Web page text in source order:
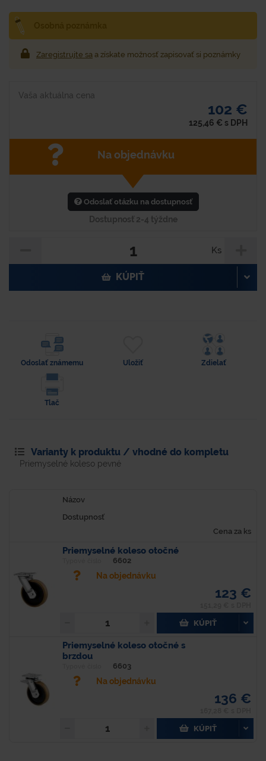
Zaregistrujte sa a získate možnosť zapisovať si poznámky
Vaša aktuálna cena
102 €
125,46 € s DPH
Na objednávku
Odoslať otázku na dostupnosť
Dostupnosť 2-4 týždne
Ks
KÚPIŤ
Odoslať známemu Uložiť Zdielať
Tlač
Varianty k produktu / vhodné do kompletu
Priemyselné koleso pevné
Názov
Dostupnosť
Cena za ks
Priemyselné koleso otočné
6602
Na objednávku
123 €
KÚPIŤ
Priemyselné koleso otočné s
brzdou
6603
Na objednávku
136 €
KÚPIŤ